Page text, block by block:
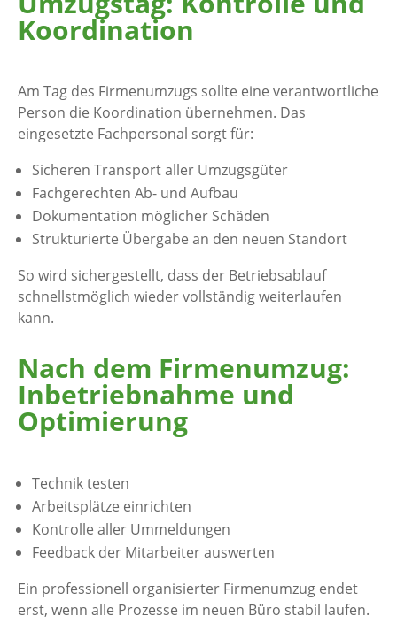
Koordination
Am Tag des Firmenumzugs sollte eine verantwortliche
Person die Koordination übernehmen. Das
eingesetzte Fachpersonal sorgt für:
Sicheren Transport aller Umzugsgüter
Fachgerechten Ab- und Aufbau
Dokumentation möglicher Schäden
Strukturierte Übergabe an den neuen Standort
So wird sichergestellt, dass der Betriebsablauf
schnellstmöglich wieder vollständig weiterlaufen
kann.
Nach dem Firmenumzug:
Inbetriebnahme und
Optimierung
Technik testen
Arbeitsplätze einrichten
Kontrolle aller Ummeldungen
Feedback der Mitarbeiter auswerten
Ein professionell organisierter Firmenumzug endet
erst, wenn alle Prozesse im neuen Büro stabil laufen.